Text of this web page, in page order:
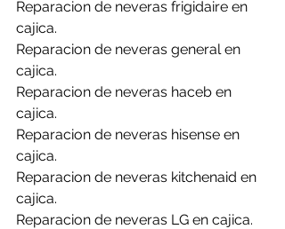
Reparacion de neveras frigidaire en
cajica.
Reparacion de neveras general en
cajica.
Reparacion de neveras haceb en
cajica.
Reparacion de neveras hisense en
cajica.
Reparacion de neveras kitchenaid en
cajica.
Reparacion de neveras LG en cajica.